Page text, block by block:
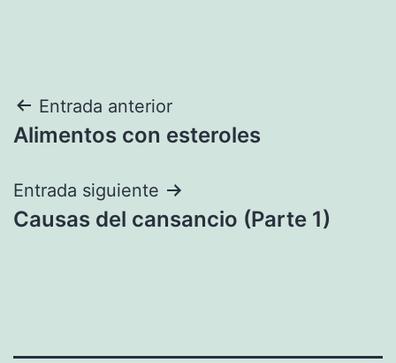
Navegación
de
entradas
Entrada anterior
Alimentos con esteroles
Entrada siguiente
Causas del cansancio (Parte 1)